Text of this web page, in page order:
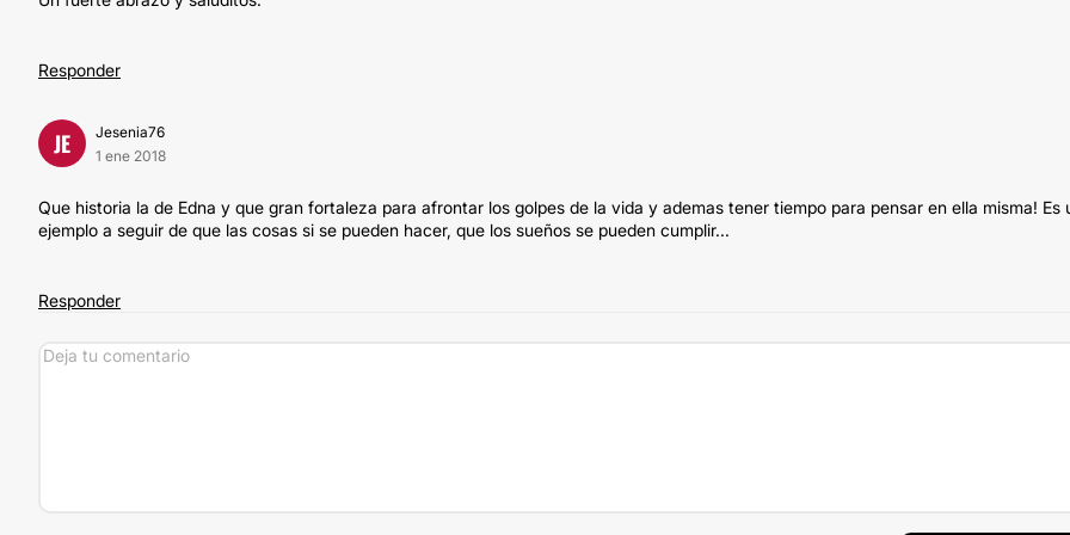
Responder
JE
Jesenia76
1 ene 2018
Que historia la de Edna y que gran fortaleza para afrontar los golpes de la vida y ademas tener tiempo para pensar en ella misma! Es
ejemplo a seguir de que las cosas si se pueden hacer, que los sueños se pueden cumplir...
Responder